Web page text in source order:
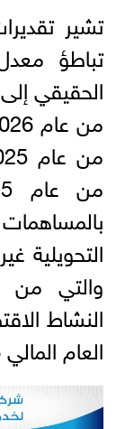
تشير
تباطؤ
التحويلية
والتي من
النشاط
العام المالي 2025/2026.